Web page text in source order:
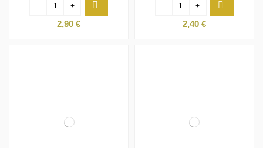
- +
2,90 €
- +
2,40 €